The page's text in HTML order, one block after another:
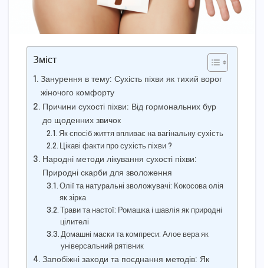
Зміст
Занурення в тему: Сухість піхви як тихий ворог
жіночого комфорту
Причини сухості піхви: Від гормональних бур
до щоденних звичок
Як спосіб життя впливає на вагінальну сухість
Цікаві факти про сухість піхви ?
Народні методи лікування сухості піхви:
Природні скарби для зволоження
Олії та натуральні зволожувачі: Кокосова олія
як зірка
Трави та настої: Ромашка і шавлія як природні
цілителі
Домашні маски та компреси: Алое вера як
універсальний рятівник
Запобіжні заходи та поєднання методів: Як